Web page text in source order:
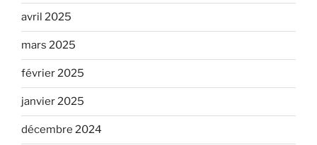
avril 2025
mars 2025
février 2025
janvier 2025
décembre 2024